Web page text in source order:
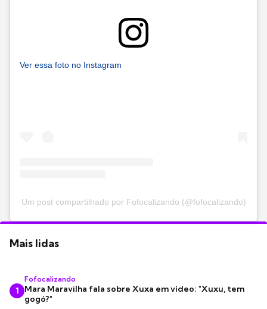
Ver essa foto no Instagram
Um post compartilhado por Fofocalizando (@fofocalizando)
Mais lidas
1
Fofocalizando
Mara Maravilha fala sobre Xuxa em vídeo: "Xuxu, tem
gogó?"